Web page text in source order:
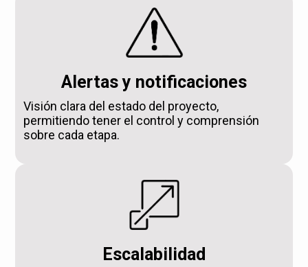
Alertas y notificaciones
Visión clara del estado del proyecto,
permitiendo tener el control y comprensión
sobre cada etapa.
Escalabilidad